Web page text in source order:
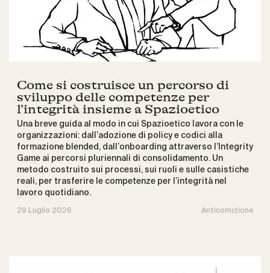
Come si costruisce un percorso di
sviluppo delle competenze per
l’integrità insieme a Spazioetico
Una breve guida al modo in cui Spazioetico lavora con le
organizzazioni: dall’adozione di policy e codici alla
formazione blended, dall’onboarding attraverso l’Integrity
Game ai percorsi pluriennali di consolidamento. Un
metodo costruito sui processi, sui ruoli e sulle casistiche
reali, per trasferire le competenze per l’integrità nel
lavoro quotidiano.
29 Luglio 2026 Anticorruzione